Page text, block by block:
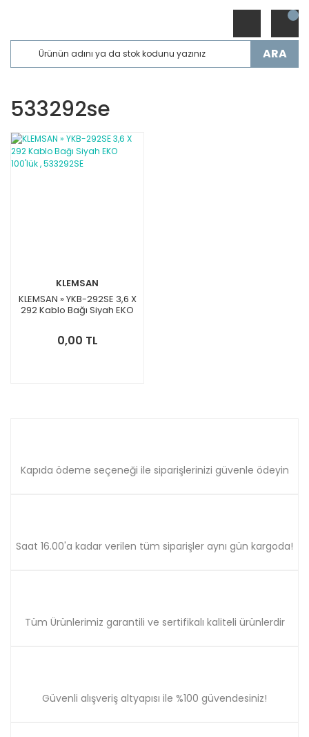
ARA
533292se
KLEMSAN
KLEMSAN » YKB-292SE 3,6 X
292 Kablo Bağı Siyah EKO
0,00 TL
Kapıda ödeme seçeneği ile siparişlerinizi güvenle ödeyin
Saat 16.00'a kadar verilen tüm siparişler aynı gün kargoda!
Tüm Ürünlerimiz garantili ve sertifikalı kaliteli ürünlerdir
Güvenli alışveriş altyapısı ile %100 güvendesiniz!